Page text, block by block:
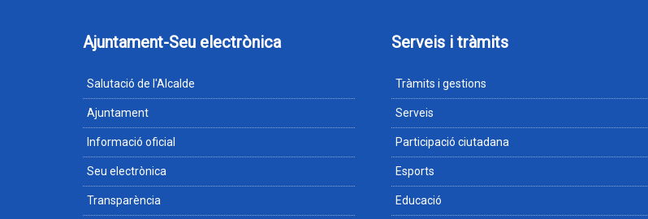
Ajuntament-Seu electrònica
Salutació de l'Alcalde
Ajuntament
Informació oficial
Seu electrònica
Transparència
Serveis i tràmits
Tràmits i gestions
Serveis
Participació ciutadana
Esports
Educació